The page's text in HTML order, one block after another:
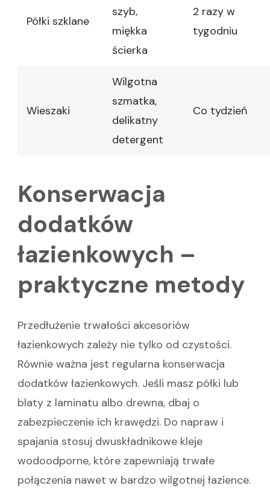
Półki szklane
szyb,
miękka
ścierka
2 razy w
tygodniu
Wieszaki
Wilgotna
szmatka,
delikatny
detergent
Co tydzień
Konserwacja
dodatków
łazienkowych –
praktyczne metody
Przedłużenie trwałości akcesoriów
łazienkowych zależy nie tylko od czystości.
Równie ważna jest regularna konserwacja
dodatków łazienkowych. Jeśli masz półki lub
blaty z laminatu albo drewna, dbaj o
zabezpieczenie ich krawędzi. Do napraw i
spajania stosuj dwuskładnikowe kleje
wodoodporne, które zapewniają trwałe
połączenia nawet w bardzo wilgotnej łazience.